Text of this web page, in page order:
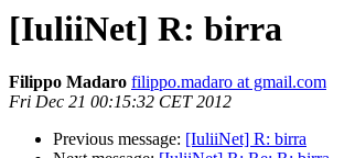
[IuliiNet] R: birra
Filippo Madaro filippo.madaro at gmail.com
Fri Dec 21 00:15:32 CET 2012
Previous message: [IuliiNet] R: birra